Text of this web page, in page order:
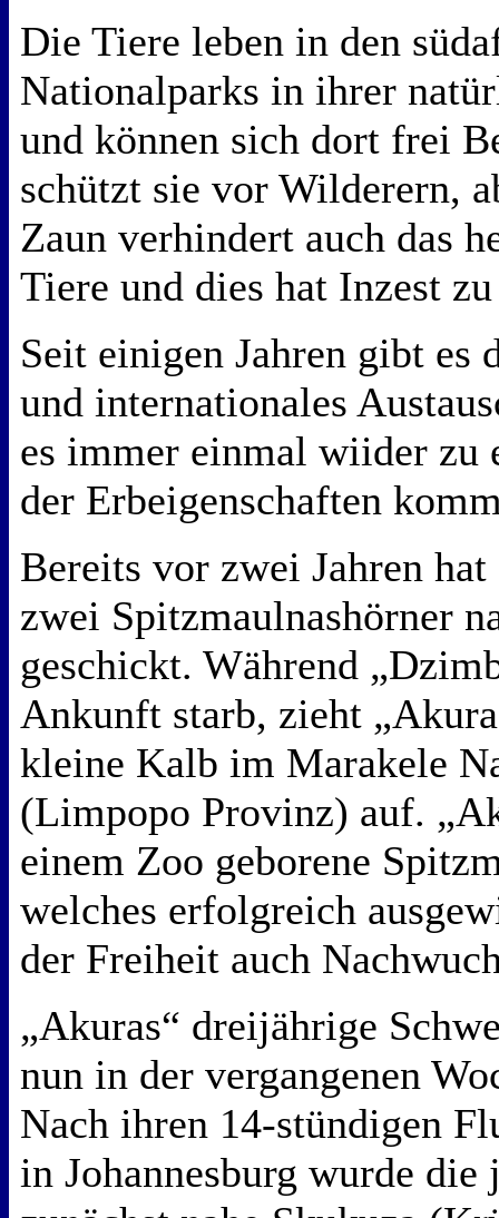
Die Tiere leben in den
Nationalparks in ihrer
und können sich dort frei
schützt sie vor Wilderern,
Zaun verhindert auch das
Tiere und dies hat Inzest
Seit einigen Jahren gibt es
und internationales
es immer einmal wiider zu
der Erbeigenschaften
Bereits vor zwei Jahren
zwei Spitzmaulnashörner
geschickt. Während
Ankunft starb, zieht
kleine Kalb im Marakele
(Limpopo Provinz) auf.
einem Zoo geborene
welches erfolgreich
der Freiheit auch
„Akuras“ dreijährige
nun in der vergangenen
Nach ihren 14-stündigen
in Johannesburg wurde die